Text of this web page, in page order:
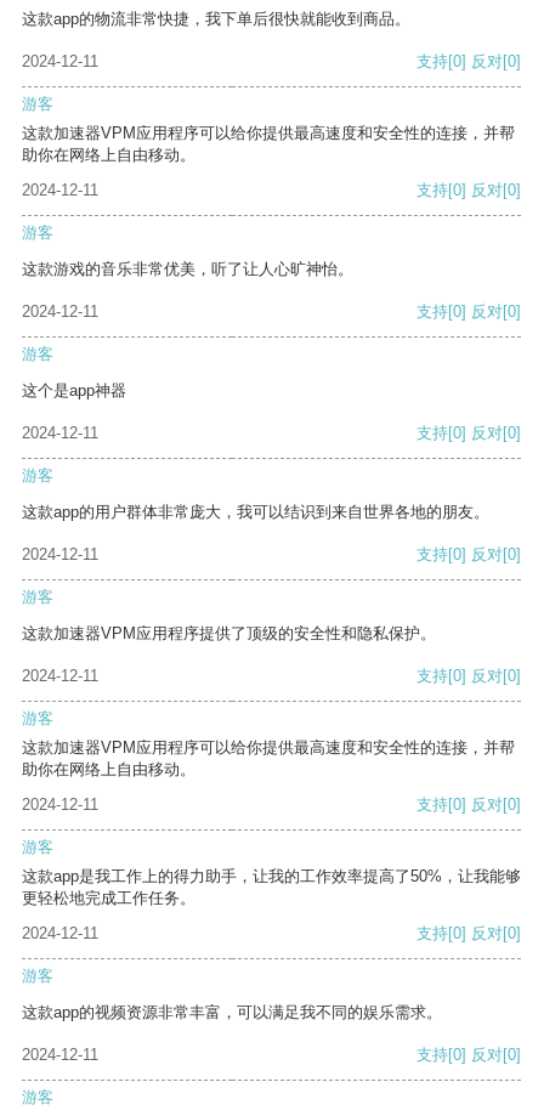
这款app的物流非常快捷，我下单后很快就能收到商品。
2024-12-11 支持[0] 反对[0]
游客
这款加速器VPM应用程序可以给你提供最高速度和安全性的连接，并帮
助你在网络上自由移动。
2024-12-11
支持[0] 反对[0]
游客
这款游戏的音乐非常优美，听了让人心旷神怡。
2024-12-11 支持[0] 反对[0]
游客
这个是app神器
2024-12-11 支持[0] 反对[0]
游客
这款app的用户群体非常庞大，我可以结识到来自世界各地的朋友。
2024-12-11 支持[0] 反对[0]
游客
这款加速器VPM应用程序提供了顶级的安全性和隐私保护。
2024-12-11 支持[0] 反对[0]
游客
这款加速器VPM应用程序可以给你提供最高速度和安全性的连接，并帮
助你在网络上自由移动。
2024-12-11
支持[0] 反对[0]
游客
这款app是我工作上的得力助手，让我的工作效率提高了50%，让我能够
更轻松地完成工作任务。
2024-12-11
支持[0] 反对[0]
游客
这款app的视频资源非常丰富，可以满足我不同的娱乐需求。
2024-12-11 支持[0] 反对[0]
游客